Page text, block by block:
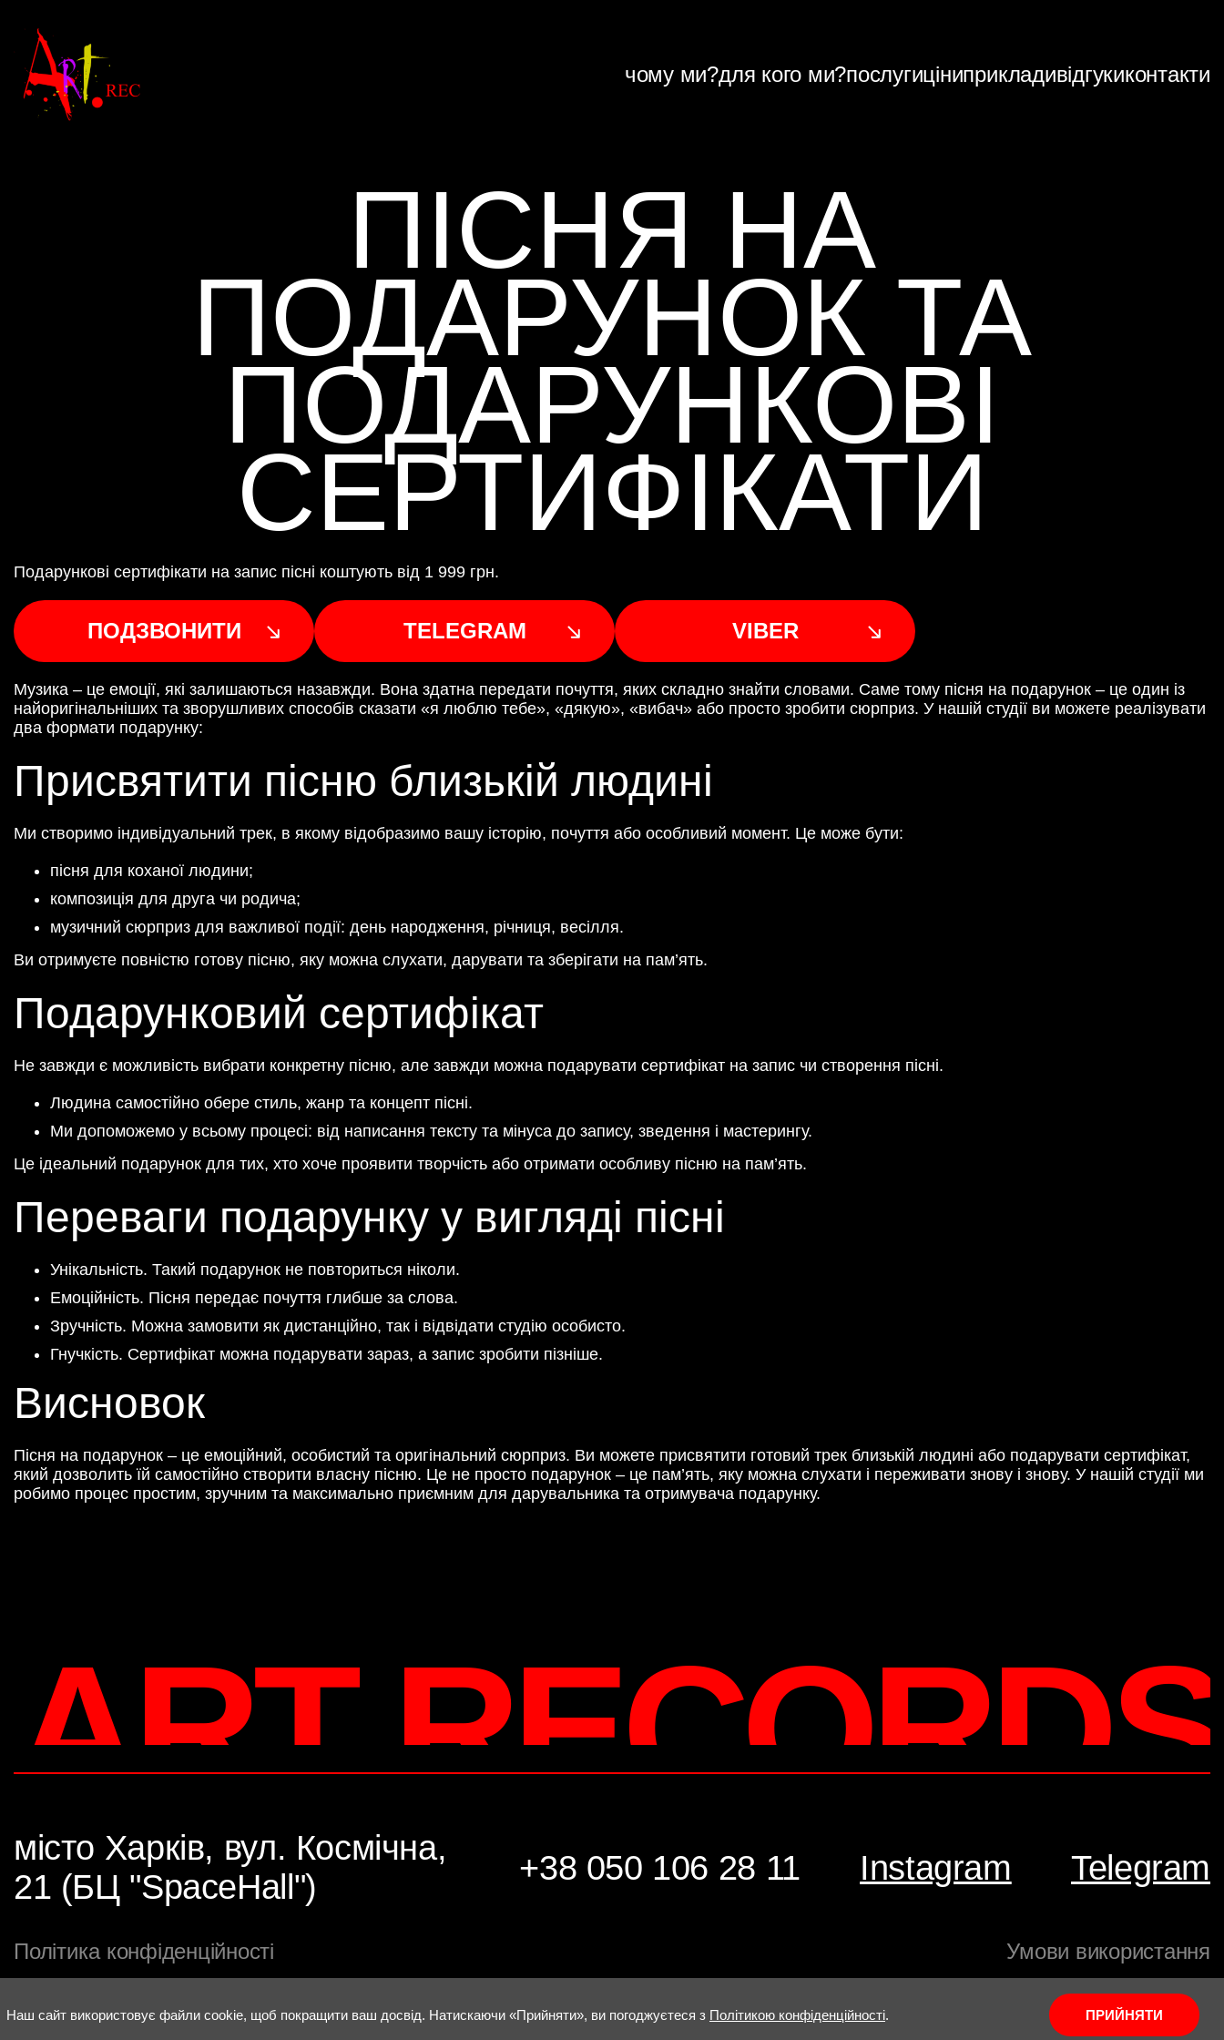
чому ми?для кого ми?послугиціниприкладивідгукиконтакти
ПІСНЯ НА
ПОДАРУНОК ТА
ПОДАРУНКОВІ
СЕРТИФІКАТИ
Подарункові сертифікати на запис пісні коштують від 1 999 грн.
ПОДЗВОНИТИ TELEGRAM VIBER
Музика – це емоції, які залишаються назавжди. Вона здатна передати почуття, яких складно знайти словами. Саме тому пісня на подарунок – це один із
найоригінальніших та зворушливих способів сказати «я люблю тебе», «дякую», «вибач» або просто зробити сюрприз. У нашій студії ви можете реалізувати
два формати подарунку:
Присвятити пісню близькій людині
Ми створимо індивідуальний трек, в якому відобразимо вашу історію, почуття або особливий момент. Це може бути:
пісня для коханої людини;
композиція для друга чи родича;
музичний сюрприз для важливої події: день народження, річниця, весілля.
Ви отримуєте повністю готову пісню, яку можна слухати, дарувати та зберігати на пам’ять.
Подарунковий сертифікат
Не завжди є можливість вибрати конкретну пісню, але завжди можна подарувати сертифікат на запис чи створення пісні.
Людина самостійно обере стиль, жанр та концепт пісні.
Ми допоможемо у всьому процесі: від написання тексту та мінуса до запису, зведення і мастерингу.
Це ідеальний подарунок для тих, хто хоче проявити творчість або отримати особливу пісню на пам’ять.
Переваги подарунку у вигляді пісні
Унікальність. Такий подарунок не повториться ніколи.
Емоційність. Пісня передає почуття глибше за слова.
Зручність. Можна замовити як дистанційно, так і відвідати студію особисто.
Гнучкість. Сертифікат можна подарувати зараз, а запис зробити пізніше.
Висновок
Пісня на подарунок – це емоційний, особистий та оригінальний сюрприз. Ви можете присвятити готовий трек близькій людині або подарувати сертифікат,
який дозволить їй самостійно створити власну пісню. Це не просто подарунок – це пам’ять, яку можна слухати і переживати знову і знову. У нашій студії ми
робимо процес простим, зручним та максимально приємним для дарувальника та отримувача подарунку.
ART RECORDS
місто Харків, вул. Космічна,
21 (БЦ "SpaceHall")
+38 050 106 28 11 Instagram Telegram
Політика конфіденційності Умови використання
Наш сайт використовує файли cookie, щоб покращити ваш досвід. Натискаючи «Прийняти», ви погоджуєтеся з Політикою конфіденційності. ПРИЙНЯТИ